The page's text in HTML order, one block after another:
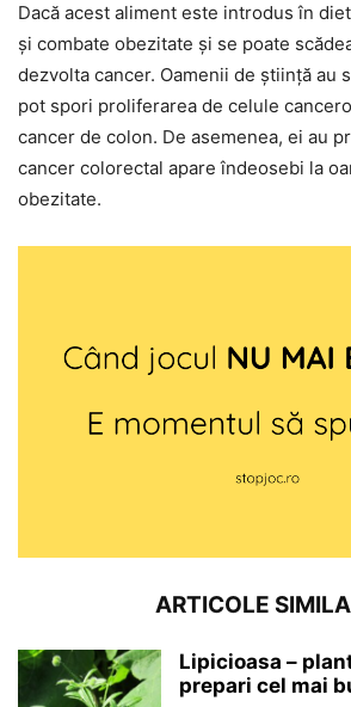
Dacă acest aliment este introdus în
și combate obezitate și se poate
dezvolta cancer. Oamenii de știință au
pot spori proliferarea de celule
cancer de colon. De asemenea, ei au
cancer colorectal apare îndeosebi la
obezitate.
ARTICOLE
Lipicioasa –
prepari cel mai